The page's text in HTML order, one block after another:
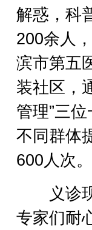
解惑，科
200余人
滨市第五
装社区，
管理”三
不同群体
600人次。
义诊现
专家们耐